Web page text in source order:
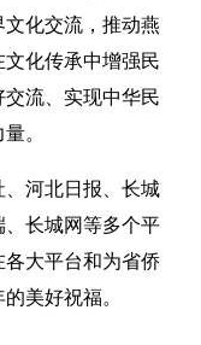
化交流，推动燕
化传承中增强民
流、实现中华民
。
河北日报、长城
长城网等多个平
大平台和为省侨
美好祝福。